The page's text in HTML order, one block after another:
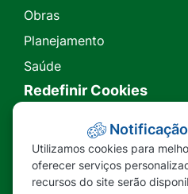
Obras
Planejamento
Saúde
Redefinir Cookies
Transparência
Ouvidoria
Utilizamos cookies para
oferecer serviços
recursos do site serão